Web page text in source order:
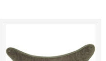
器（クリーム）/食器